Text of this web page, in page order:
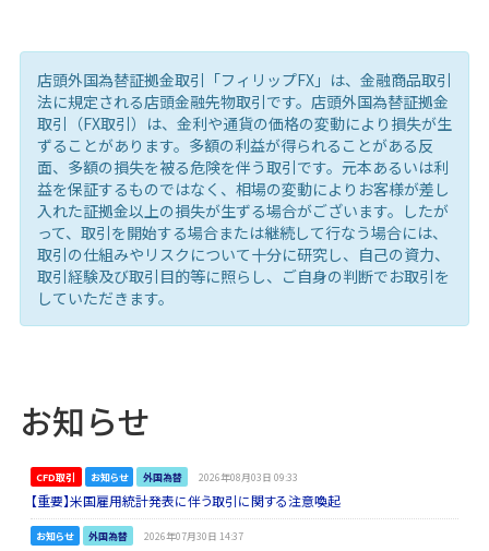
店頭外国為替証拠金取引「フィリップFX」は、金融商品取引
法に規定される店頭金融先物取引です。店頭外国為替証拠金
取引（FX取引）は、金利や通貨の価格の変動により損失が生
ずることがあります。多額の利益が得られることがある反
面、多額の損失を被る危険を伴う取引です。元本あるいは利
益を保証するものではなく、相場の変動によりお客様が差し
入れた証拠金以上の損失が生ずる場合がございます。したが
って、取引を開始する場合または継続して行なう場合には、
取引の仕組みやリスクについて十分に研究し、自己の資力、
取引経験及び取引目的等に照らし、ご自身の判断でお取引を
していただきます。
お知らせ
CFD取引 お知らせ 外国為替 2026年08月03日 09:33
【重要】米国雇用統計発表に伴う取引に関する注意喚起
お知らせ 外国為替 2026年07月30日 14:37